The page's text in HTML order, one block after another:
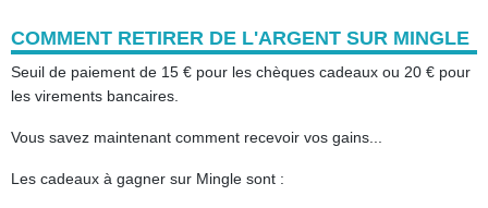
COMMENT RETIRER DE L'ARGENT SUR MINGLE
Seuil de paiement de 15 € pour les chèques cadeaux ou 20 € pour
les virements bancaires.
Vous savez maintenant comment recevoir vos gains...
Les cadeaux à gagner sur Mingle sont :